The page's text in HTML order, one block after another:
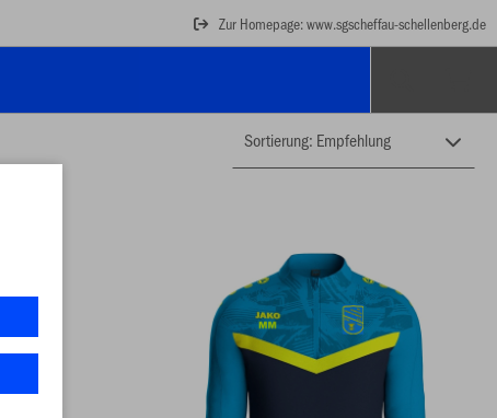
Zur Homepage: www.sgscheffau-schellenberg.de